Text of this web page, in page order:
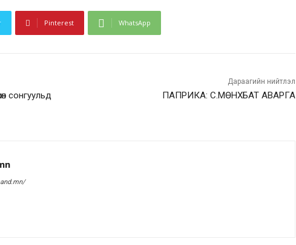
Pinterest WhatsApp
сонгуульд
Дараагийн нийтлэл
ПАПРИКА: С.МӨНХБАТ АВАРГА